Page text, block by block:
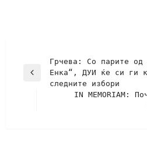
Грчева: Со парите од
Енка“, ДУИ ќе си ги
следните избори
IN MEMORIAM: